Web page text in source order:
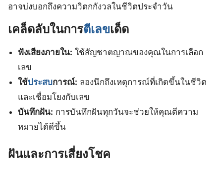
อาจบ่งบอกถึงความวิตกกังวลในชีวิตประจำวัน
เคล็ดลับในการตีเลขเด็ด
ฟังเสียงภายใน: ใช้สัญชาตญาณของคุณในการเลือก
เลข
ใช้ประสบการณ์: ลองนึกถึงเหตุการณ์ที่เกิดขึ้นในชีวิต
และเชื่อมโยงกับเลข
บันทึกฝัน: การบันทึกฝันทุกวันจะช่วยให้คุณตีความ
หมายได้ดีขึ้น
ฝันและการเสี่ยงโชค